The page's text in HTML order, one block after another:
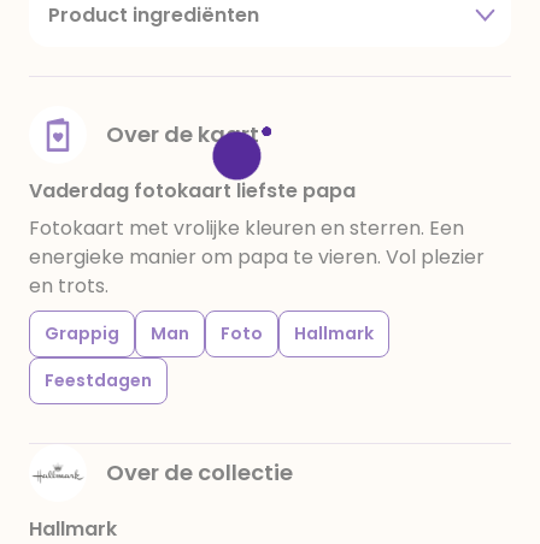
Product ingrediënten
amandelen,cacaomassa, emulgator (sojalecithine),
voedingszuur: citroenzuur E 330, verdikkingsmiddel
E415, water, bevochtigingsmiddel E422, emulgator:
E433, kleurstoffen: E102, E110, E122: kan de activiteit en
concentratie van kinderen negatief beïnvloeden,
E133, E151. Chocolade bevat ten minste 34%
cacaobestanddelen. Kan sporen van gluten
Over de kaart
Vaderdag fotokaart liefste papa
Fotokaart met vrolijke kleuren en sterren. Een
energieke manier om papa te vieren. Vol plezier
en trots.
Grappig Man Foto
Hallmark
Feestdagen
Over de collectie
Hallmark